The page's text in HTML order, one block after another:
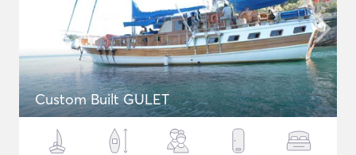
Custom Built GULET